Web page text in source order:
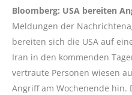
Bloomberg: USA bereiten
Meldungen der
bereiten sich die USA auf
Iran in den kommenden
vertraute Personen wiesen
Angriff am Wochenende hin.